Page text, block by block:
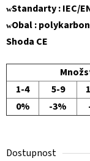
wStandarty : IEC/
wObal :
Shoda CE
1-4
5-9
0%
-3%
Dostupnost